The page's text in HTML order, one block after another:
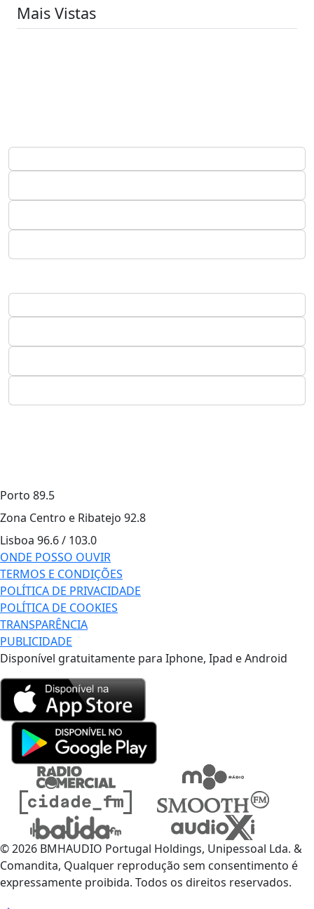
Mais Vistas
Porto 89.5
Zona Centro e Ribatejo 92.8
Lisboa 96.6 / 103.0
ONDE POSSO OUVIR
TERMOS E CONDIÇÕES
POLÍTICA DE PRIVACIDADE
POLÍTICA DE COOKIES
TRANSPARÊNCIA
PUBLICIDADE
Disponível gratuitamente para Iphone, Ipad e Android
© 2026 BMHAUDIO Portugal Holdings, Unipessoal Lda. &
Comandita, Qualquer reprodução sem consentimento é
expressamente proibida. Todos os direitos reservados.